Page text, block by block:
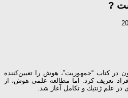
در كتاب “جمهوریت”، هوش را تعیین‌كننده
تعریف كرد. اما مطالعه علمی هوش، از
در علم ژنتیك و تكامل آغاز شد.